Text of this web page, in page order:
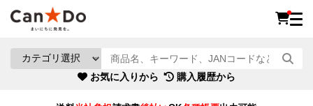
お気に入りから 購入履歴から